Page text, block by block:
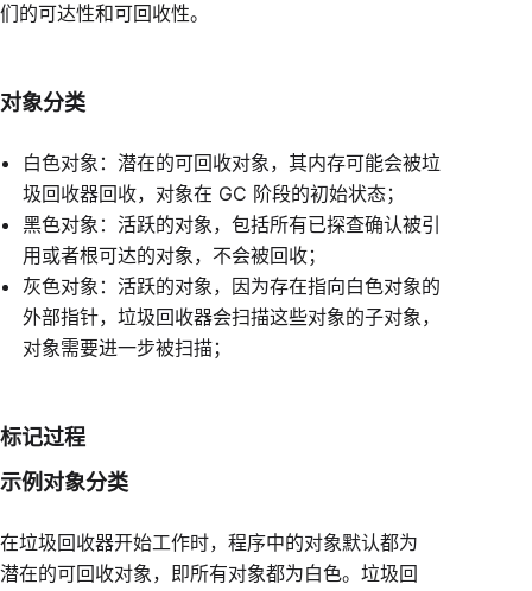
们的可达性和可回收性。
对象分类
白色对象：潜在的可回收对象，其内存可能会被垃
圾回收器回收，对象在 GC 阶段的初始状态；
黑色对象：活跃的对象，包括所有已探查确认被引
用或者根可达的对象，不会被回收；
灰色对象：活跃的对象，因为存在指向白色对象的
外部指针，垃圾回收器会扫描这些对象的子对象，
对象需要进一步被扫描；
标记过程
示例对象分类
在垃圾回收器开始工作时，程序中的对象默认都为
潜在的可回收对象，即所有对象都为白色。垃圾回